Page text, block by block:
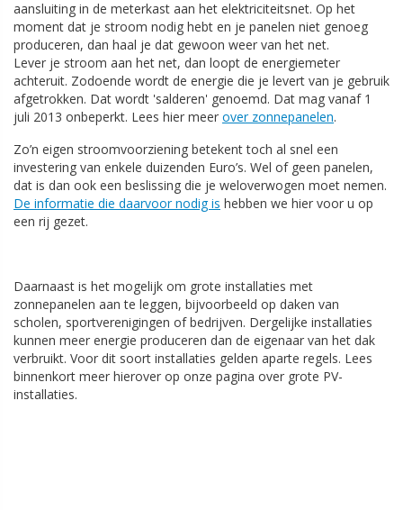
aansluiting in de meterkast aan het elektriciteitsnet. Op het
moment dat je stroom nodig hebt en je panelen niet genoeg
produceren, dan haal je dat gewoon weer van het net.
Lever je stroom aan het net, dan loopt de energiemeter
achteruit. Zodoende wordt de energie die je levert van je gebruik
afgetrokken. Dat wordt 'salderen' genoemd. Dat mag vanaf 1
juli 2013 onbeperkt. Lees hier meer over zonnepanelen.
Zo’n eigen stroomvoorziening betekent toch al snel een
investering van enkele duizenden Euro’s. Wel of geen panelen,
dat is dan ook een beslissing die je weloverwogen moet nemen.
De informatie die daarvoor nodig is hebben we hier voor u op
een rij gezet.
Daarnaast is het mogelijk om grote installaties met
zonnepanelen aan te leggen, bijvoorbeeld op daken van
scholen, sportverenigingen of bedrijven. Dergelijke installaties
kunnen meer energie produceren dan de eigenaar van het dak
verbruikt. Voor dit soort installaties gelden aparte regels. Lees
binnenkort meer hierover op onze pagina over grote PV-
installaties.